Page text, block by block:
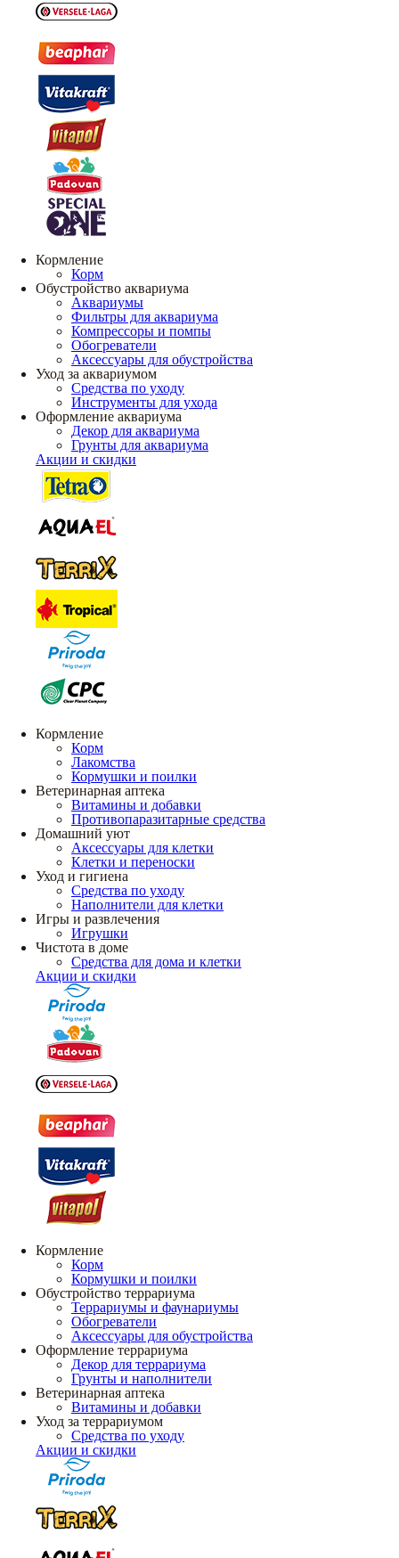
Кормление
Корм
Обустройство аквариума
Аквариумы
Фильтры для аквариума
Компрессоры и помпы
Обогреватели
Аксессуары для обустройства
Уход за аквариумом
Средства по уходу
Инструменты для ухода
Оформление аквариума
Декор для аквариума
Грунты для аквариума
Акции и скидки
Кормление
Корм
Лакомства
Кормушки и поилки
Ветеринарная аптека
Витамины и добавки
Противопаразитарные средства
Домашний уют
Аксессуары для клетки
Клетки и переноски
Уход и гигиена
Средства по уходу
Наполнители для клетки
Игры и развлечения
Игрушки
Чистота в доме
Средства для дома и клетки
Акции и скидки
Кормление
Корм
Кормушки и поилки
Обустройство террариума
Террариумы и фаунариумы
Обогреватели
Аксессуары для обустройства
Оформление террариума
Декор для террариума
Грунты и наполнители
Ветеринарная аптека
Витамины и добавки
Уход за террариумом
Средства по уходу
Акции и скидки